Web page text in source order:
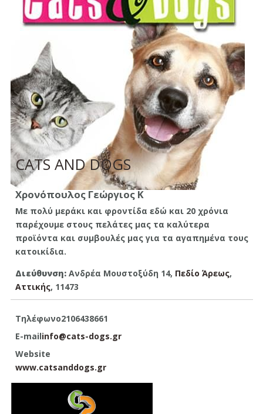
CATS AND DOGS
Χρονόπουλος Γεώργιος Κ
Με πολύ μεράκι και φροντίδα εδώ και 20 χρόνια
παρέχουμε στους πελάτες μας τα καλύτερα
προϊόντα και συμβουλές μας για τα αγαπημένα τους
κατοικίδια.
Διεύθυνση:Ανδρέα Μουστοξύδη 14, Πεδίο Άρεως,
Aττικής, 11473
Τηλέφωνο2106438661
E-mailinfo@cats-dogs.gr
Website
www.catsanddogs.gr